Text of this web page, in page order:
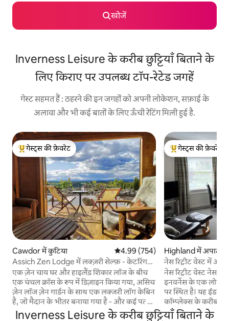
खोजें
Inverness Leisure के करीब छुट्टियाँ बिताने के
लिए किराए पर उपलब्ध टॉप-रेटेड जगहें
गेस्ट सहमत हैं : ठहरने की इन जगहों को अपनी लोकेशन, सफ़ाई के
अलावा और भी कई बातों के लिए ऊँची रेटिंग मिली हुई है.
गेस्ट्स का टॉप फ़ेवरेट
गेस्ट्स की फ़ेवरेट
Cawdor में कुटिया औसत रेटिंग 5 में से 4.99, 754 समीक्षाएँ
4.99 (754)
Assich Zen Lodge में लक्ज़री सेल्फ़ - केटरिंग
लॉग केबिन
एक ज़ेन चाय घर और हाइलैंड शिकार लॉज के बीच
एक चंचल क्रॉस के रूप में डिज़ाइन किया गया, असिच
ज़ेन लॉज ज़ेन गार्डन के साथ एक लक्जरी लॉग केबिन
है, जो मैदान के भीतर बनाया गया है - और कई पत्थरों
का उपयोग करना - एक प्राचीन बर्बाद बायर का। यह
गेस्ट्स का टॉप फ़ेवरेट
गेस्ट्स की फ़ेवरेट
Highland में
नेस रिट्रीट वेस्ट में
नेस रिट्रीट वेस्ट नेस
इनवर्नेस के एक
पर स्थित है। यह ईडन
कॉम्प्लेक्स के करीब है
के साथ-साथ नेस नदी
Inverness Leisure के करीब छुट्टियाँ बिताने के